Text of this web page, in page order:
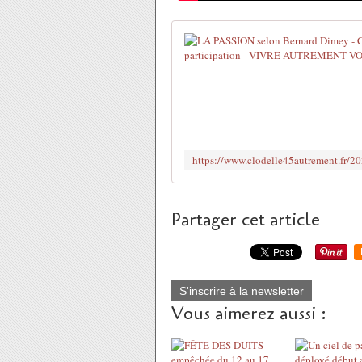
Partager cet article
S'inscrire à la newsletter
Vous aimerez aussi :